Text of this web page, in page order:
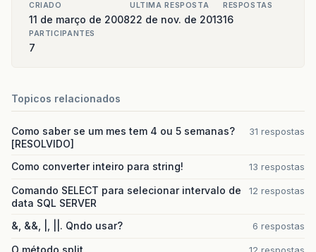
CRIADO
11 de março de 2008
ULTIMA RESPOSTA
22 de nov. de 2013
RESPOSTAS
16
PARTICIPANTES
7
Topicos relacionados
Como saber se um mes tem 4 ou 5 semanas?
[RESOLVIDO]
31 respostas
Como converter inteiro para string! 13 respostas
Comando SELECT para selecionar intervalo de
data SQL SERVER
12 respostas
&, &&, |, ||. Qndo usar? 6 respostas
O método split 12 respostas